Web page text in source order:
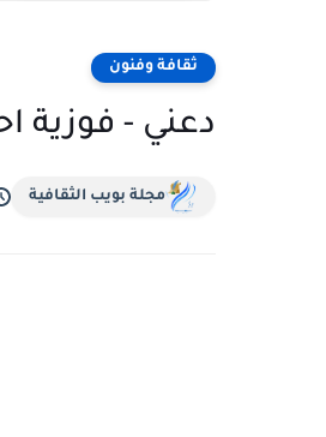
ثقافة وفنون
دعني - فوزية
مجلة بويب الثقافية